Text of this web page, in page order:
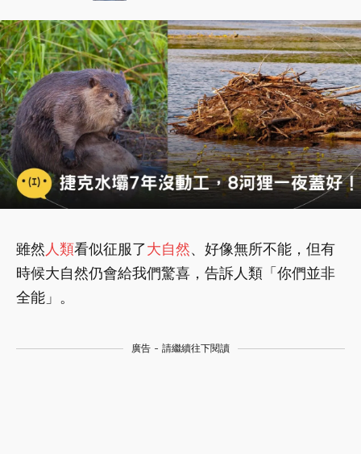
雖然 人類看似征服了大自然、好像無所不能，但有
時候大自然仍會給我們驚喜，告訴人類「你們並非
全能」。
廣告 - 請繼續往下閱讀